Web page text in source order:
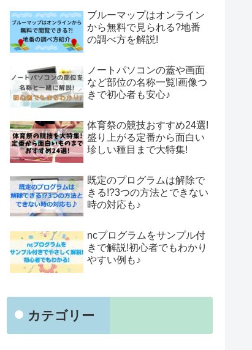
ブルーマップはオンライン
から無料で見られる?地番
の調べ方を解説!
ノートパソコンの蓋や画面
など部位の名称一覧!画像つ
きで初心者も安心♪
体育祭の競技おすすめ24選!
盛り上がる定番から面白い
珍しい種目まで大特集!
既定のプログラムは解除で
きる!?3つの方法とできない
時の対応も♪
ncプログラムをサンプル付
きで解説!初心者でもわかり
やすい例も♪
カテゴリー